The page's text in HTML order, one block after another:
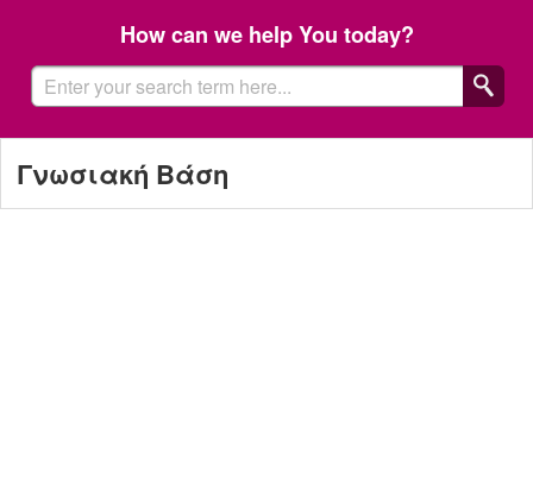
How can we help You today?
Γνωσιακή Βάση